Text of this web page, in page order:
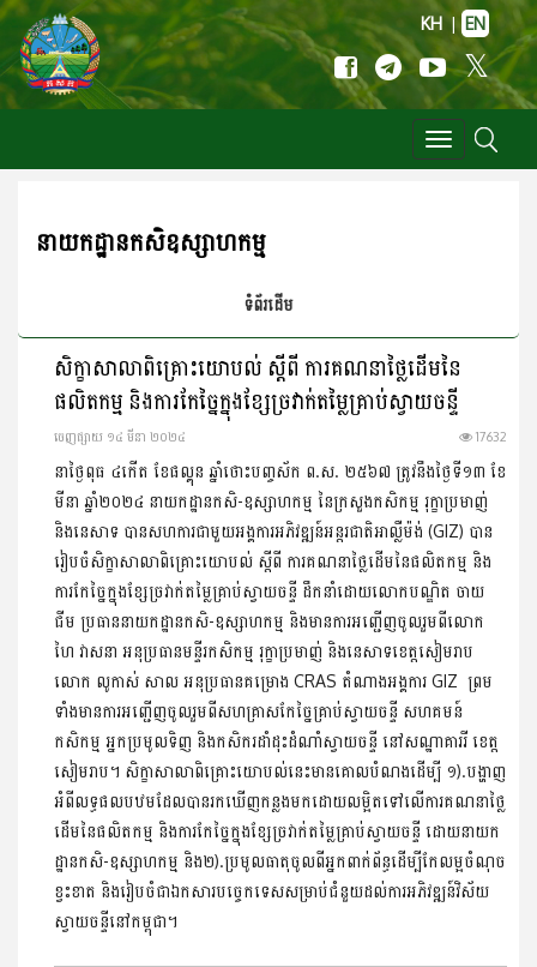
KH | EN
Toggle
navigation
នាយកដ្ឋានកសិឧស្សាហកម្ម
ទំព័រដើម
សិក្ខាសាលាពិគ្រោះយោបល់ ស្តីពី ការគណនាថ្លៃដើមនៃ
ផលិតកម្ម និងការកែច្នៃក្នុងខ្សែច្រវាក់តម្លៃគ្រាប់ស្វាយចន្ទី
ចេញ​ផ្សាយ​ ១៤ មីនា ២០២៤ 17632
នាថ្ងៃពុធ ៤កើត ខែផល្គុន ឆ្នាំថោះបញ្ចស័ក ព.ស. ២៥៦៧ ត្រូវនឹងថ្ងៃទី១៣ ខែ
មីនា ឆ្នាំ២០២៤ នាយកដ្ឋានកសិ-ឧស្សាហកម្ម នៃក្រសួងកសិកម្ម រុក្ខាប្រមាញ់
និងនេសាទ បានសហការជាមួយអង្គការអភិវឌ្ឍន៍អន្តរជាតិអាល្លឺម៉ង់ (GIZ) បាន
រៀបចំសិក្ខាសាលាពិគ្រោះយោបល់ ស្តីពី ការគណនាថ្លៃដើមនៃផលិតកម្ម និង
ការកែច្នៃក្នុងខ្សែច្រវាក់តម្លៃគ្រាប់ស្វាយចន្ទី ដឹកនាំដោយលោកបណ្ឌិត ចាយ
ជីម ប្រធាននាយកដ្ឋានកសិ-ឧស្សាហកម្ម និងមានការអញ្ជើញចូលរួមពីលោក
ហៃ វាសនា អនុប្រធានមន្ទីរកសិកម្ម រុក្ខាប្រមាញ់ និងនេសាទខេត្តសៀមរាប
លោក លូកាស់ សាល អនុប្រធានគម្រោង CRAS តំណាងអង្គការ GIZ ព្រម
ទាំងមានការអញ្ជើញចូលរួមពីសហគ្រាសកែច្នៃគ្រាប់ស្វាយចន្ទី សហគមន៍
កសិកម្ម អ្នកប្រមូលទិញ និងកសិករដាំដុះដំណាំស្វាយចន្ទី នៅសណ្ឋាគាររី ខេត្ត
សៀមរាប។ សិក្ខាសាលាពិគ្រោះយោបល់នេះមានគោលបំណងដើម្បី ១).បង្ហាញ
អំពីលទ្ធផលបឋមដែលបានរកឃើញកន្លងមកដោយលម្អិតទៅលើការគណនាថ្លៃ
ដើមនៃផលិតកម្ម និងការកែច្នៃក្នុងខ្សែច្រវាក់តម្លៃគ្រាប់ស្វាយចន្ទី ដោយនាយក
ដ្ឋានកសិ-ឧស្សាហកម្ម និង២).ប្រមូលធាតុចូលពីអ្នកពាក់ព័ន្ធដើម្បីកែលម្អចំណុច
ខ្វះខាត និងរៀបចំជាឯកសារបច្ចេកទេសសម្រាប់ជំនួយដល់ការអភិវឌ្ឍន៍វិស័យ
ស្វាយចន្ទីនៅកម្ពុជា។